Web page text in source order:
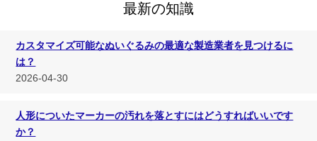
最新の知識
カスタマイズ可能なぬいぐるみの最適な製造業者を見つけるに
は？
2026-04-30
人形についたマーカーの汚れを落とすにはどうすればいいです
か？